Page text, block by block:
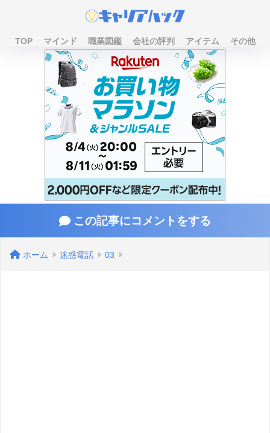
TOP マインド 職業図鑑 会社の評判 アイテム その他
この記事にコメントをする
ホーム 迷惑電話 03